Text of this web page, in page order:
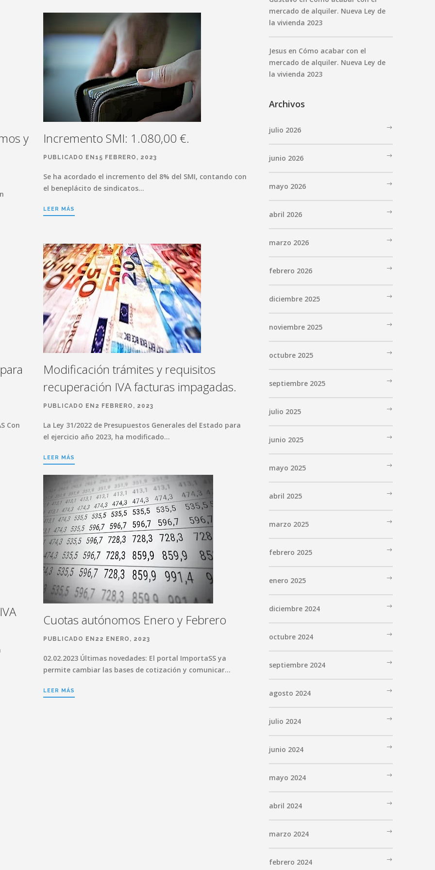
y Incremento SMI: 1.080,00 €.
PUBLICADO EN15 FEBRERO, 2023
Se ha acordado el incremento del 8% del SMI, contando con
el beneplácito de sindicatos…
LEER MÁS
Con
Modificación trámites y requisitos
recuperación IVA facturas impagadas.
PUBLICADO EN2 FEBRERO, 2023
La Ley 31/2022 de Presupuestos Generales del Estado para
el ejercicio año 2023, ha modificado…
LEER MÁS
Cuotas autónomos Enero y Febrero
PUBLICADO EN22 ENERO, 2023
02.02.2023 Últimas novedades: El portal ImportaSS ya
permite cambiar las bases de cotización y comunicar…
LEER MÁS
mercado de alquiler. Nueva Ley de
la vivienda 2023
Jesus en Cómo acabar con el
mercado de alquiler. Nueva Ley de
la vivienda 2023
Archivos
julio 2026
junio 2026
mayo 2026
abril 2026
marzo 2026
febrero 2026
diciembre 2025
noviembre 2025
octubre 2025
septiembre 2025
julio 2025
junio 2025
mayo 2025
abril 2025
marzo 2025
febrero 2025
enero 2025
diciembre 2024
octubre 2024
septiembre 2024
agosto 2024
julio 2024
junio 2024
mayo 2024
abril 2024
marzo 2024
febrero 2024